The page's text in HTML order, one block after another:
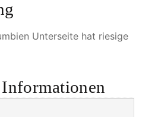
Unterseite hat riesige